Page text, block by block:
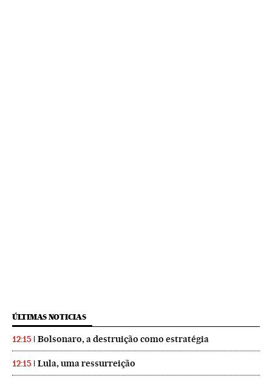
ÚLTIMAS NOTICIAS
12:15 Bolsonaro, a destruição como estratégia
12:15 Lula, uma ressurreição